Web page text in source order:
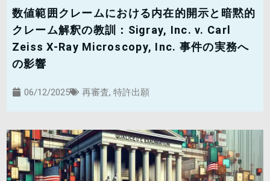
数値範囲クレームにおける内在的開示と暗黙的
クレーム解釈の教訓：Sigray, Inc. v. Carl
Zeiss X-Ray Microscopy, Inc. 事件の実務へ
の影響
06/12/2025 再審査, 特許出願